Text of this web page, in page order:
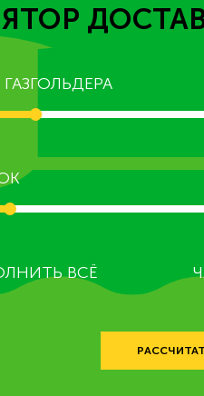
ВСЁ